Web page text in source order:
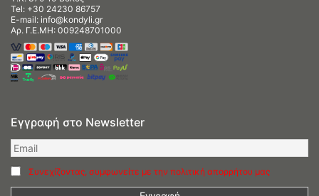
Tel: +30 24230 86757
E-mail: info@kondyli.gr
Αρ. Γ.Ε.ΜΗ: 009248701000
Εγγραφή στο Newsletter
Συνεχίζοντας, συμφωνείτε με την πολιτική απορρήτου μας